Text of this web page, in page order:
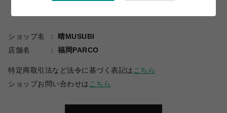
ショップ名
晴MUSUBI
店舗名
福岡PARCO
特定商取引法など法令に基づく表記は こちら
ショップお問い合わせは こちら